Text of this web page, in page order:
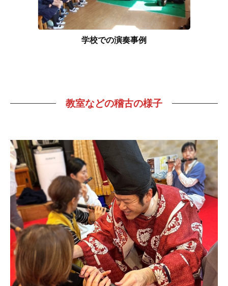
学校での演奏事例
教室などの稽古の様子